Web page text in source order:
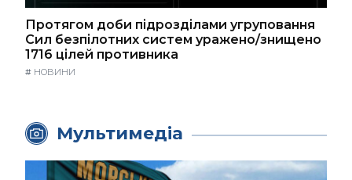
Протягом доби підрозділами угруповання
Сил безпілотних систем уражено/знищено
1716 цілей противника
# НОВИНИ
Мультимедіа